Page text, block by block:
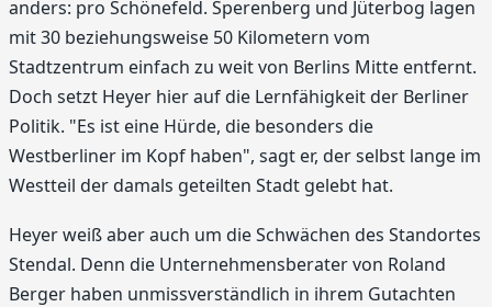
anders: pro Schönefeld. Sperenberg und Jüterbog lagen
mit 30 beziehungsweise 50 Kilometern vom
Stadtzentrum einfach zu weit von Berlins Mitte entfernt.
Doch setzt Heyer hier auf die Lernfähigkeit der Berliner
Politik. "Es ist eine Hürde, die besonders die
Westberliner im Kopf haben", sagt er, der selbst lange im
Westteil der damals geteilten Stadt gelebt hat.
Heyer weiß aber auch um die Schwächen des Standortes
Stendal. Denn die Unternehmensberater von Roland
Berger haben unmissverständlich in ihrem Gutachten